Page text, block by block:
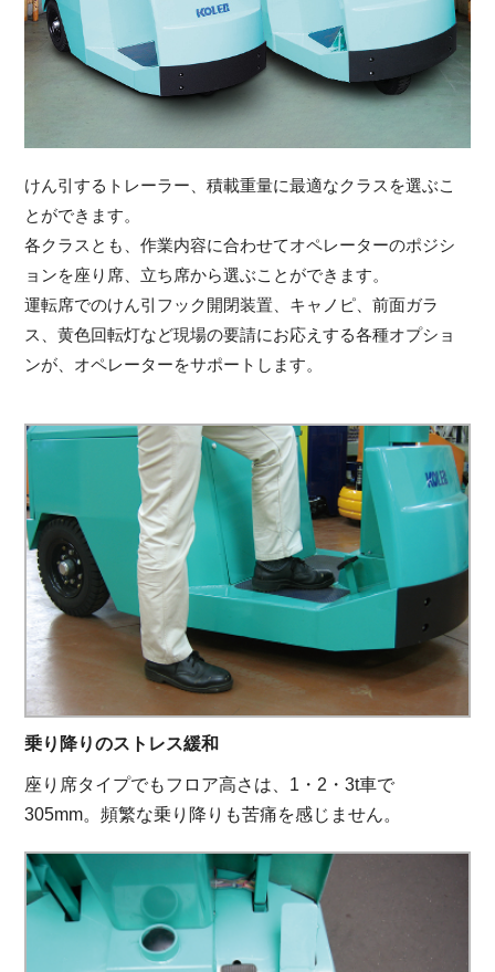
けん引するトレーラー、積載重量に最適なクラスを選ぶこ
とができます。
各クラスとも、作業内容に合わせてオペレーターのポジシ
ョンを座り席、立ち席から選ぶことができます。
運転席でのけん引フック開閉装置、キャノピ、前面ガラ
ス、黄色回転灯など現場の要請にお応えする各種オプショ
ンが、オペレーターをサポートします。
乗り降りのストレス緩和
座り席タイプでもフロア高さは、1・2・3t車で
305mm。頻繁な乗り降りも苦痛を感じません。